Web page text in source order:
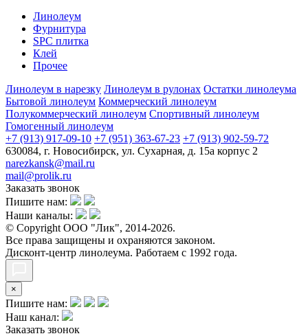
Линолеум
Фурнитура
SPC плитка
Клей
Прочее
Линолеум в нарезку Линолеум в рулонах Остатки линолеума
Бытовой линолеум Коммерческий линолеум
Полукоммерческий линолеум Спортивный линолеум
Гомогенный линолеум
+7 (913) 917-09-10 +7 (951) 363-67-23 +7 (913) 902-59-72
630084, г. Новосибирск, ул. Сухарная, д. 15а корпус 2
narezkansk@mail.ru
mail@prolik.ru
Заказать звонок
Пишите нам:
Наши каналы:
© Copyright ООО "Лик", 2014-2026.
Все права защищены и охраняются законом.
Дисконт-центр линолеума. Работаем с 1992 года.
×
Пишите нам:
Наш канал:
Заказать звонок